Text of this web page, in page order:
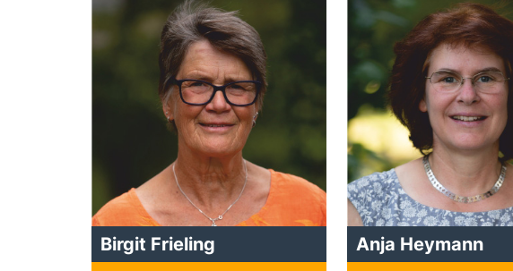
Birgit Frieling Anja Heymann